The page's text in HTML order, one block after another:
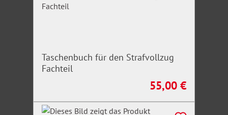
Taschenbuch für den Strafvollzug
Fachteil
Regulärer Preis:
55,00 €